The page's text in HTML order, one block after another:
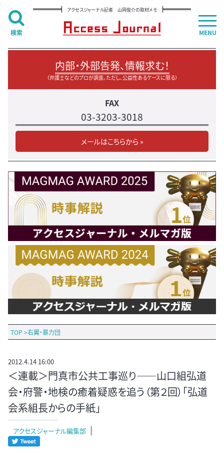
アクセスジャーナル記者 山岡俊介の取材メモ
内部・外部告発、情報求む！
（弁護士などのプロが調査。ただし、公益性あるケースに限る）
FAX
03-3203-3018
メールはこちらから »
TOP >右翼・暴力団
2012.4.14 16:00
＜連載＞門真市公共工事巡り――山口組弘道
会・府警・地検の癒着疑惑を追う（第２回）「弘道
会系組長からの手紙」
アクセスジャーナル編集部
MENU
検索